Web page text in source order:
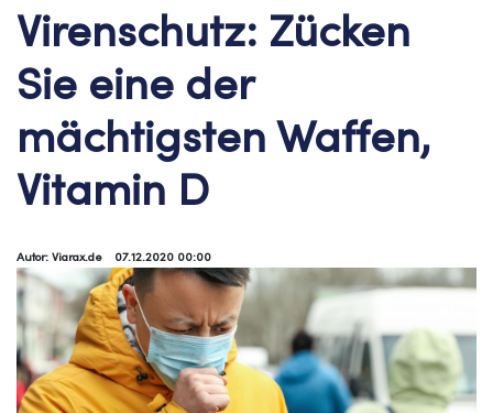
Virenschutz: Zücken
Sie eine der
mächtigsten Waffen,
Vitamin D
Autor: Viarax.de 07.12.2020 00:00